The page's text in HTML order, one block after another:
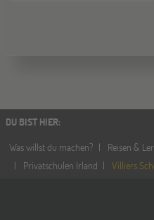
DU BIST HIER:
Was willst du machen?
Reisen &
Privatschulen Irland
Villiers